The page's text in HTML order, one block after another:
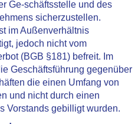
Ge-schäftsstelle und des
sicherzustellen.
im Außenverhältnis
jedoch nicht vom
(BGB §181) befreit. Im
Geschäftsführung gegenüber
die einen Umfang von
und nicht durch einen
Vorstands gebilligt wurden.